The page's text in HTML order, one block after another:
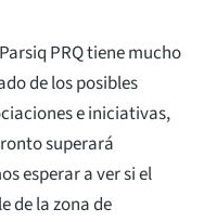
PRQ tiene mucho
de los posibles
e iniciativas,
superará
esperar a ver si el
de la zona de